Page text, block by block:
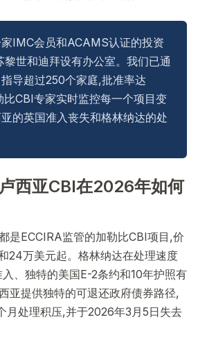
IMC会员和ACAMS认证的投资
世和迪拜设有办公室。我们已通
导超过250个家庭,批准率达
CBI专家实时监控每一个项目变
的英国准入丧失和格林纳达的处
西亚CBI在2026年如何
是ECCIRA监管的加勒比CBI项目,价
24万美元起。格林纳达在处理速度
、独特的美国E-2条约和10年护照有
亚提供独特的可退还政府债券路径,
月处理积压,并于2026年3月5日失去